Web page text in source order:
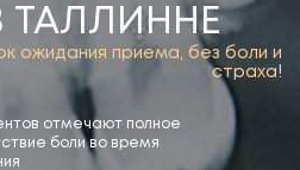
ТАЛЛИННЕ
ожидания приема, без боли и
страха!
отмечают полное
боли во время